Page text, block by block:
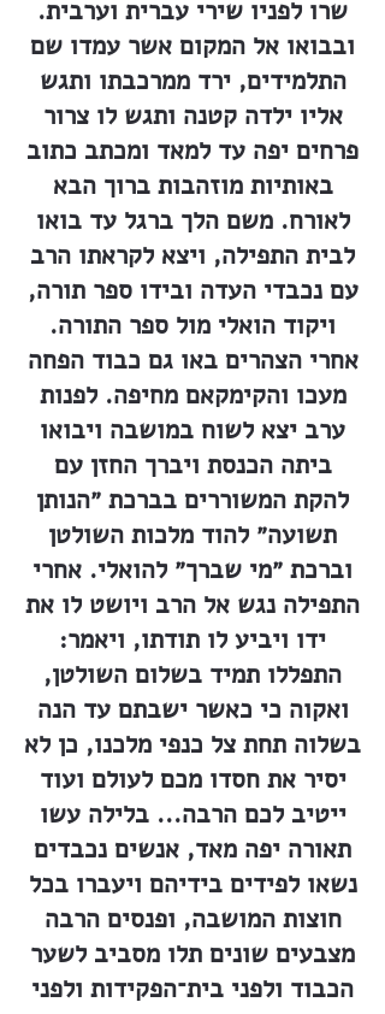
שרו לפניו שירי עברית וערבית.
ובבואו אל המקום אשר עמדו שם
התלמידים, ירד ממרכבתו ותגש
אליו ילדה קטנה ותגש לו צרור
פרחים יפה עד למאד ומכתב כתוב
באותיות מוזהבות ברוך הבא
לאורח. משם הלך ברגל עד בואו
לבית התפילה, ויצא לקראתו הרב
עם נכבדי העדה ובידו ספר תורה,
ויקוד הואלי מול ספר התורה.
אחרי הצהרים באו גם כבוד הפחה
מעכו והקימקאם מחיפה. לפנות
ערב יצא לשוח במושבה ויבואו
ביתה הכנסת ויברך החזן עם
להקת המשוררים בברכת ״הנותן
תשועה״ להוד מלכות השולטן
וברכת ״מי שברך״ להואלי. אחרי
התפילה נגש אל הרב ויושט לו את
ידו ויביע לו תודתו, ויאמר:
התפללו תמיד בשלום השולטן,
ואקוה כי כאשר ישבתם עד הנה
בשלוה תחת צל כנפי מלכנו, כן לא
יסיר את חסדו מכם לעולם ועוד
ייטיב לכם הרבה... בלילה עשו
תאורה יפה מאד, אנשים נכבדים
נשאו לפידים בידיהם ויעברו בכל
חוצות המושבה, ופנסים הרבה
מצבעים שונים תלו מסביב לשער
הכבוד ולפני בית־הפקידות ולפני